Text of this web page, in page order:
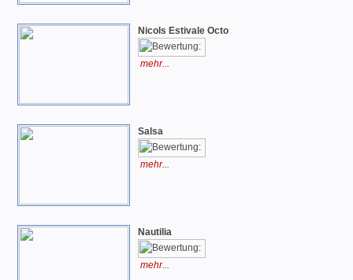
Nicols Estivale Octo
mehr...
Salsa
mehr...
Nautilia
mehr...